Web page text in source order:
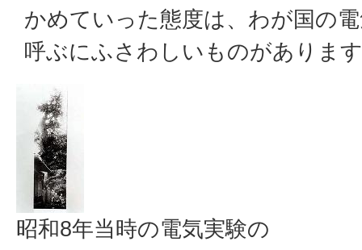
かめていった態度は、わが国の
呼ぶにふさわしいものがありま
昭和8年当時の電気実験の